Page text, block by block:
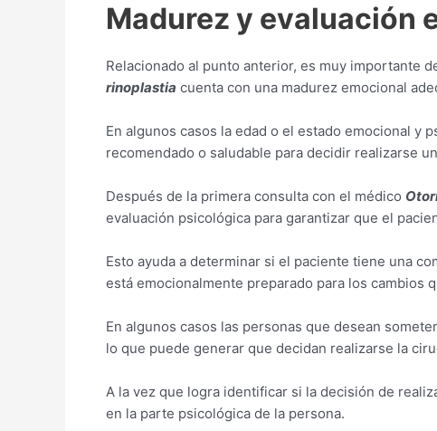
Madurez y evaluación
Relacionado al punto anterior, es muy importante
rinoplastia cuenta con una madurez emocional
En algunos casos la edad o el estado emocional y
recomendado o saludable para decidir realizarse
Después de la primera consulta con el médico
evaluación psicológica para garantizar que el
Esto ayuda a determinar si el paciente tiene una
está emocionalmente preparado para los cambios
En algunos casos las personas que desean
lo que puede generar que decidan realizarse la
A la vez que logra identificar si la decisión de
en la parte psicológica de la persona.